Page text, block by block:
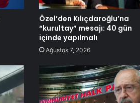
Özel’den Kılıçdaroğlu’na
“kurultay” mesajı: 40 gün
içinde yapılmalı
Ağustos 7, 2026